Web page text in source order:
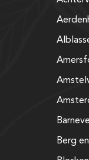
Berg